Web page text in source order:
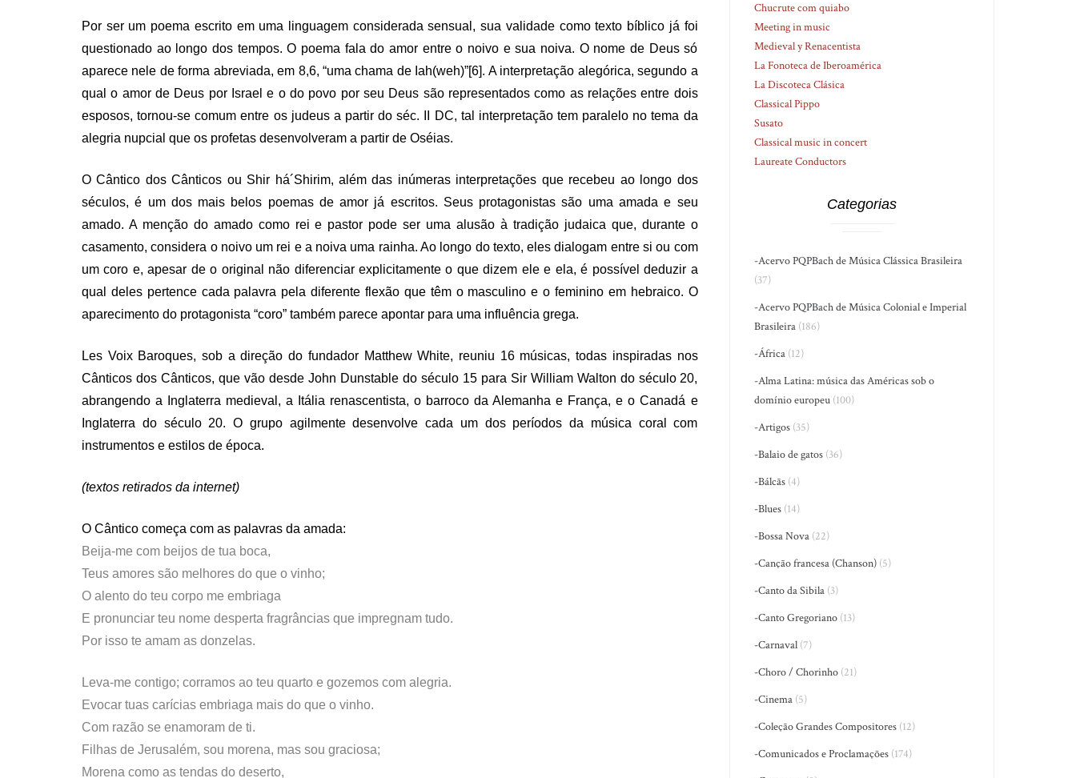
Por ser um poema escrito em uma linguagem considerada sensual, sua validade como texto bíblico já foi
questionado ao longo dos tempos. O poema fala do amor entre o noivo e sua noiva. O nome de Deus só
aparece nele de forma abreviada, em 8,6, “uma chama de Iah(weh)”[6]. A interpretação alegórica, segundo a
qual o amor de Deus por Israel e o do povo por seu Deus são representados como as relações entre dois
esposos, tornou-se comum entre os judeus a partir do séc. II DC, tal interpretação tem paralelo no tema da
alegria nupcial que os profetas desenvolveram a partir de Oséias.
O Cântico dos Cânticos ou Shir há´Shirim, além das inúmeras interpretações que recebeu ao longo dos
séculos, é um dos mais belos poemas de amor já escritos. Seus protagonistas são uma amada e seu
amado. A menção do amado como rei e pastor pode ser uma alusão à tradição judaica que, durante o
casamento, considera o noivo um rei e a noiva uma rainha. Ao longo do texto, eles dialogam entre si ou com
um coro e, apesar de o original não diferenciar explicitamente o que dizem ele e ela, é possível deduzir a
qual deles pertence cada palavra pela diferente flexão que têm o masculino e o feminino em hebraico. O
aparecimento do protagonista “coro” também parece apontar para uma influência grega.
Les Voix Baroques, sob a direção do fundador Matthew White, reuniu 16 músicas, todas inspiradas nos
Cânticos dos Cânticos, que vão desde John Dunstable do século 15 para Sir William Walton do século 20,
abrangendo a Inglaterra medieval, a Itália renascentista, o barroco da Alemanha e França, e o Canadá e
Inglaterra do século 20. O grupo agilmente desenvolve cada um dos períodos da música coral com
instrumentos e estilos de época.
(textos retirados da internet)
O Cântico começa com as palavras da amada:
Beija-me com beijos de tua boca,
Teus amores são melhores do que o vinho;
O alento do teu corpo me embriaga
E pronunciar teu nome desperta fragrâncias que impregnam tudo.
Por isso te amam as donzelas.
Leva-me contigo; corramos ao teu quarto e gozemos com alegria.
Evocar tuas carícias embriaga mais do que o vinho.
Com razão se enamoram de ti.
Filhas de Jerusalém, sou morena, mas sou graciosa;
Morena como as tendas do deserto,
Chucrute com quiabo
Meeting in music
Medieval y Renacentista
La Fonoteca de Iberoamérica
La Discoteca Clásica
Classical Pippo
Susato
Classical music in concert
Laureate Conductors
Categorias
-Acervo PQPBach de Música Clássica Brasileira
(37)
-Acervo PQPBach de Música Colonial e Imperial
Brasileira (186)
-África (12)
-Alma Latina: música das Américas sob o
domínio europeu (100)
-Artigos (35)
-Balaio de gatos (36)
-Bálcãs (4)
-Blues (14)
-Bossa Nova (22)
-Canção francesa (Chanson) (5)
-Canto da Sibila (3)
-Canto Gregoriano (13)
-Carnaval (7)
-Choro / Chorinho (21)
-Cinema (5)
-Coleção Grandes Compositores (12)
-Comunicados e Proclamações (174)